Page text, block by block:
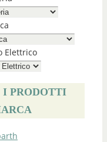
Elettrico
PRODOTTI